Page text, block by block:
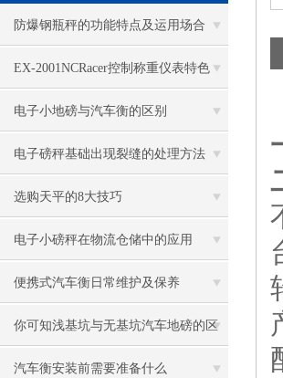
防爆钢瓶秤的功能特点及运用场合
EX-2001NCRacer控制称重仪表特色
电子小地磅与汽车衡的区别
电子磅秤基础出现裂缝的处理方法
选购天平的8大技巧
电子小磅秤在物流仓储中的应用
便携式汽车衡日常维护及保养
你可知浅基坑与无基坑汽车地磅的区
别
汽车衡安装前需要准备什么